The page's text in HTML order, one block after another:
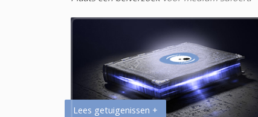
Lees getuigenissen +